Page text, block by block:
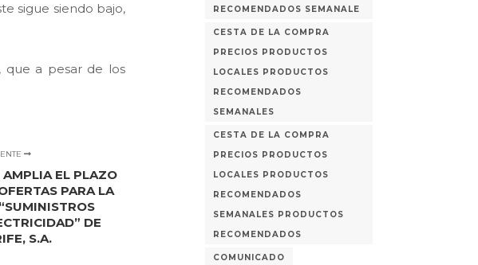
sigue siendo bajo,
que a pesar de los
EL PLAZO
PARA LA
DE
S.A.
RECOMENDADOS SEMANALE
CESTA DE LA COMPRA
PRECIOS PRODUCTOS
LOCALES PRODUCTOS
RECOMENDADOS
SEMANALES
CESTA DE LA COMPRA
PRECIOS PRODUCTOS
LOCALES PRODUCTOS
RECOMENDADOS
SEMANALES PRODUCTOS
RECOMENDADOS
COMUNICADO